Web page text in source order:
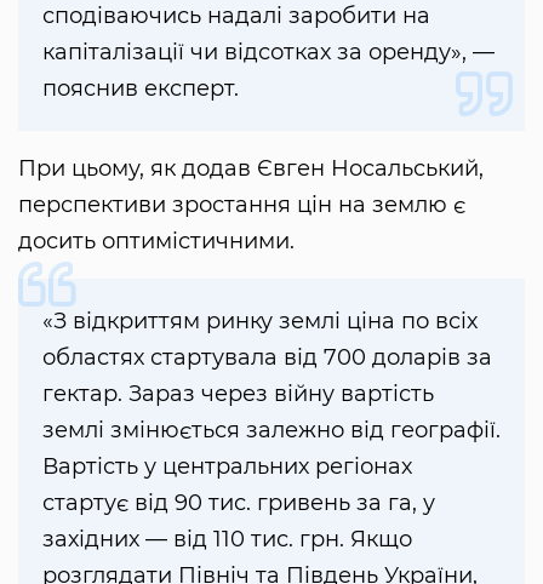
сподіваючись надалі заробити на
капіталізації чи відсотках за оренду», —
пояснив експерт.
При цьому, як додав Євген Носальський,
перспективи зростання цін на землю є
досить оптимістичними.
«З відкриттям ринку землі ціна по всіх
областях стартувала від 700 доларів за
гектар. Зараз через війну вартість
землі змінюється залежно від географії.
Вартість у центральних регіонах
стартує від 90 тис. гривень за га, у
західних — від 110 тис. грн. Якщо
розглядати Північ та Південь України,